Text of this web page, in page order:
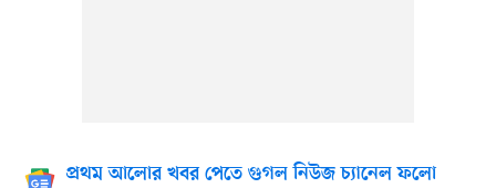
প্রথম আলোর খবর পেতে গুগল নিউজ চ্যানেল ফলো